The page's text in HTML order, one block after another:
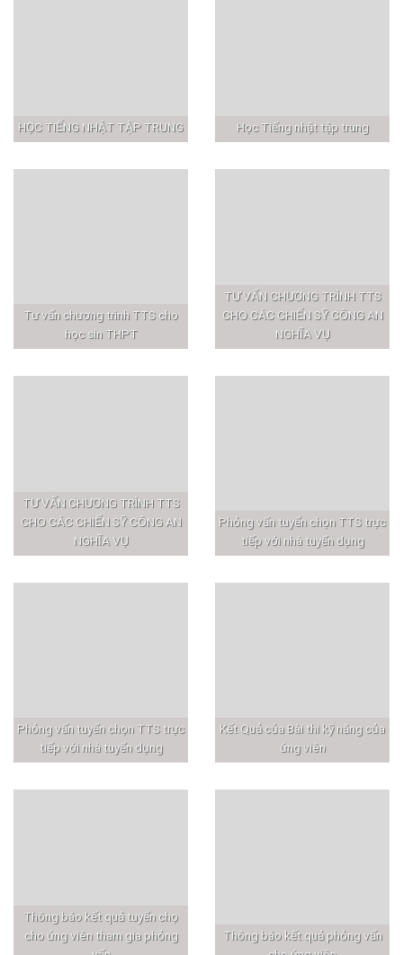
HỌC TIẾNG NHẬT TẬP TRUNG Học Tiếng nhật tập trung
Tư vấn chương trình TTS cho
học sin THPT
TƯ VẤN CHƯƠNG TRÌNH TTS
CHO CÁC CHIẾN SỸ CÔNG AN
NGHĨA VỤ
TƯ VẤN CHƯƠNG TRÌNH TTS
CHO CÁC CHIẾN SỸ CÔNG AN
NGHĨA VỤ
Phỏng vấn tuyển chọn TTS trực
tiếp với nhà tuyển dụng
Phỏng vấn tuyển chọn TTS trực
tiếp với nhà tuyển dụng
Kết Quả của Bài thi kỹ năng của
ứng viên
Thông báo kết quả tuyển chọ
cho ứng viên tham gia phỏng
Thông báo kết quả phỏng vấn